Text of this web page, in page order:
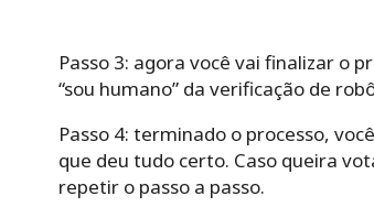
Passo 3: agora você vai finalizar o
“sou humano” da verificação de
Passo 4: terminado o processo,
que deu tudo certo. Caso queira
repetir o passo a passo.